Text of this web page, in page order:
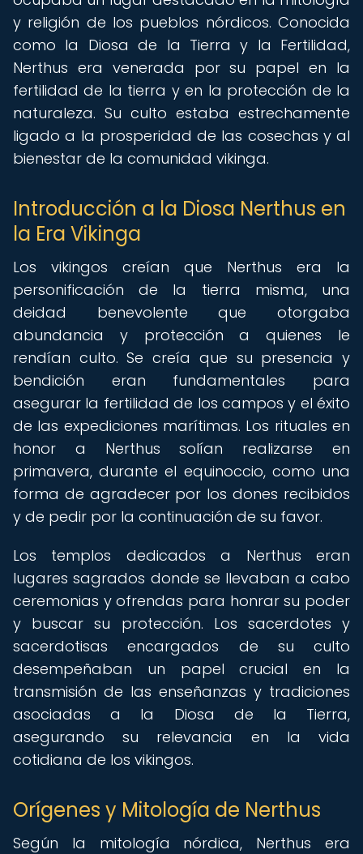
y religión de los pueblos nórdicos. Conocida
como la Diosa de la Tierra y la Fertilidad,
Nerthus era venerada por su papel en la
fertilidad de la tierra y en la protección de la
naturaleza. Su culto estaba estrechamente
ligado a la prosperidad de las cosechas y al
bienestar de la comunidad vikinga.
Introducción a la Diosa Nerthus en
la Era Vikinga
Los vikingos creían que Nerthus era la
personificación de la tierra misma, una
deidad benevolente que otorgaba
abundancia y protección a quienes le
rendían culto. Se creía que su presencia y
bendición eran fundamentales para
asegurar la fertilidad de los campos y el éxito
de las expediciones marítimas. Los rituales en
honor a Nerthus solían realizarse en
primavera, durante el equinoccio, como una
forma de agradecer por los dones recibidos
y de pedir por la continuación de su favor.
Los templos dedicados a Nerthus eran
lugares sagrados donde se llevaban a cabo
ceremonias y ofrendas para honrar su poder
y buscar su protección. Los sacerdotes y
sacerdotisas encargados de su culto
desempeñaban un papel crucial en la
transmisión de las enseñanzas y tradiciones
asociadas a la Diosa de la Tierra,
asegurando su relevancia en la vida
cotidiana de los vikingos.
Orígenes y Mitología de Nerthus
Según la mitología nórdica, Nerthus era